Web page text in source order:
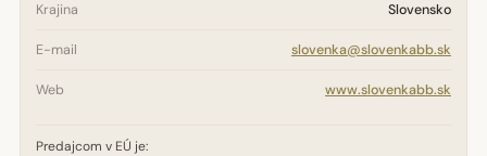
Krajina Slovensko
E-mail slovenka@slovenkabb.sk
Web www.slovenkabb.sk
Predajcom v EÚ je: